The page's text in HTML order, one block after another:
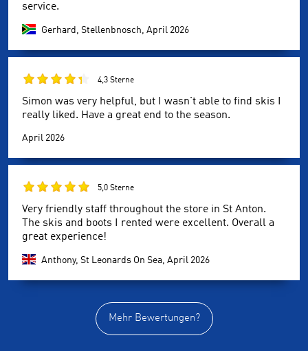
service.
Gerhard, Stellenbnosch, April 2026
4,3 Sterne
Simon was very helpful, but I wasn't able to find skis I
really liked. Have a great end to the season.
April 2026
5,0 Sterne
Very friendly staff throughout the store in St Anton.
The skis and boots I rented were excellent. Overall a
great experience!
Anthony, St Leonards On Sea, April 2026
Mehr Bewertungen?